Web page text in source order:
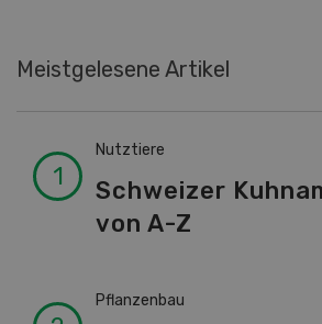
Meistgelesene Artikel
Nutztiere
Schweizer
von A-Z
Pflanzenbau